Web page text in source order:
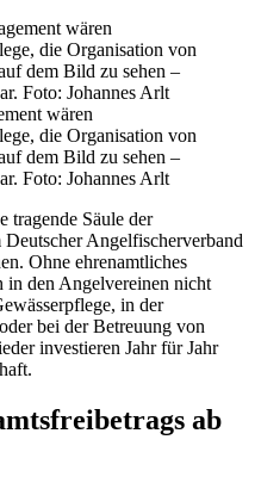
wären
die Organisation von
dem Bild zu sehen –
Foto: Johannes Arlt
tragende Säule der
Angelfischerverband
Ohne ehrenamtliches
in den Angelvereinen nicht
in der
bei der Betreuung von
investieren Jahr für Jahr
ab